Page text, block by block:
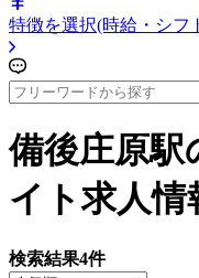
特徴を選択(時給・シフ
備後庄原駅
イト求人情
検索結果4件